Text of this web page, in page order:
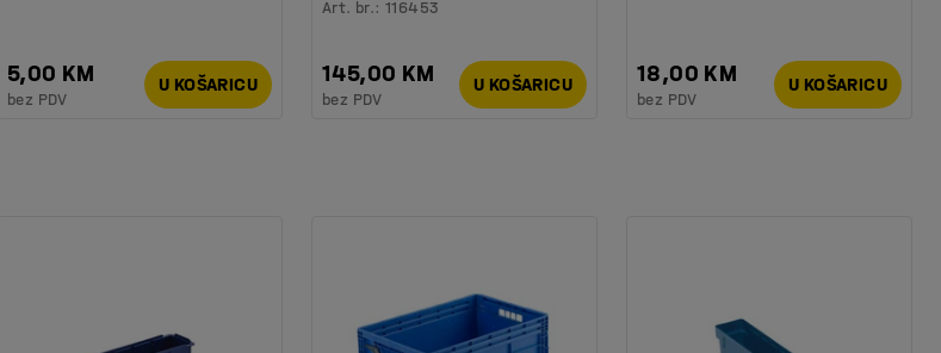
5,00 KM
bez PDV
U KOŠARICU
Art. br.:116453
145,00 KM
bez PDV
U KOŠARICU 18,00 KM
bez PDV
U KOŠARICU